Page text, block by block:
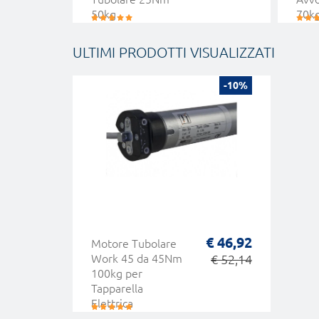
50kg
ULTIMI PRODOTTI VISUALIZZATI
-10%
Motore Tubolare
Work 45 da 45Nm
100kg per
Tapparella
Elettrica
€ 46,92
€ 52,14